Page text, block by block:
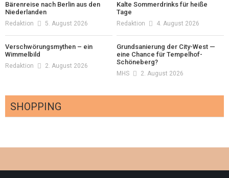
Bärenreise nach Berlin aus den
Niederlanden
Redaktion 5. August 2026
Kalte Sommerdrinks für heiße
Tage
Redaktion 4. August 2026
Verschwörungsmythen – ein
Wimmelbild
Redaktion 2. August 2026
Grundsanierung der City-West —
eine Chance für Tempelhof-
Schöneberg?
MHS 2. August 2026
SHOPPING
Redaktion 23. Juli 2026